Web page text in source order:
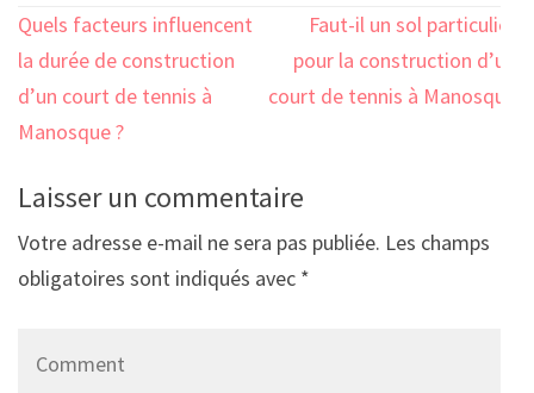
Navigation
de
l’article
Quels facteurs influencent
la durée de construction
d’un court de tennis à
Manosque ?
Faut-il un sol particulier
pour la construction d’un
court de tennis à Manosque
Laisser un commentaire
Votre adresse e-mail ne sera pas publiée. Les champs
obligatoires sont indiqués avec *